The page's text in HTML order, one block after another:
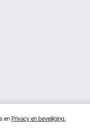
en Privacy en beveiliging.